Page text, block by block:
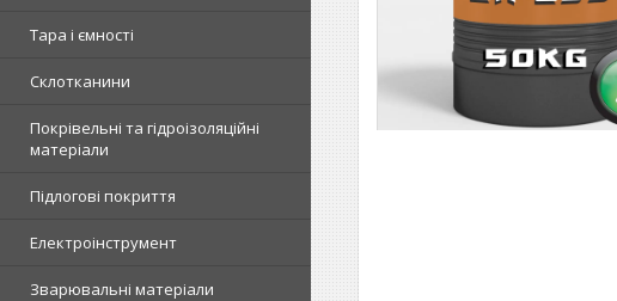
Тара і ємності
Склотканини
Покрівельні та гідроізоляційні
матеріали
Підлогові покриття
Електроінструмент
Зварювальні матеріали